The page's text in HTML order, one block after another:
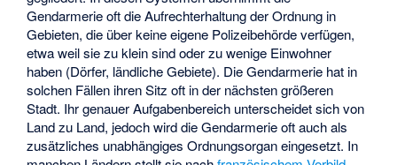
Gendarmerie oft die Aufrechterhaltung der Ordnung in
Gebieten, die über keine eigene Polizeibehörde verfügen,
etwa weil sie zu klein sind oder zu wenige Einwohner
haben (Dörfer, ländliche Gebiete). Die Gendarmerie hat in
solchen Fällen ihren Sitz oft in der nächsten größeren
Stadt. Ihr genauer Aufgabenbereich unterscheidet sich von
Land zu Land, jedoch wird die Gendarmerie oft auch als
zusätzliches unabhängiges Ordnungsorgan eingesetzt. In